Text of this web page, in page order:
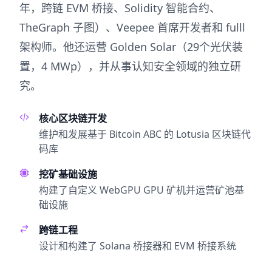
年，跨链 EVM 桥接、Solidity 智能合约、
TheGraph 子图）、Veepee 首席开发者和 fulll
架构师。他还运营 Golden Solar（29个光伏装
置，4 MWp），并从事认知安全领域的独立研
究。
核心区块链开发
维护和发展基于 Bitcoin ABC 的 Lotusia 区块链代
码库
挖矿基础设施
构建了自定义 WebGPU GPU 矿机并运营矿池基
础设施
跨链工程
设计和构建了 Solana 桥接器和 EVM 桥接系统